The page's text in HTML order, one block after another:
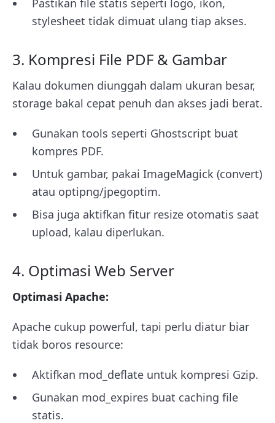
Pastikan file statis seperti logo, ikon,
stylesheet tidak dimuat ulang tiap akses.
3. Kompresi File PDF & Gambar
Kalau dokumen diunggah dalam ukuran besar,
storage bakal cepat penuh dan akses jadi berat.
Gunakan tools seperti Ghostscript buat
kompres PDF.
Untuk gambar, pakai ImageMagick (convert)
atau optipng/jpegoptim.
Bisa juga aktifkan fitur resize otomatis saat
upload, kalau diperlukan.
4. Optimasi Web Server
Optimasi Apache:
Apache cukup powerful, tapi perlu diatur biar
tidak boros resource:
Aktifkan mod_deflate untuk kompresi Gzip.
Gunakan mod_expires buat caching file
statis.